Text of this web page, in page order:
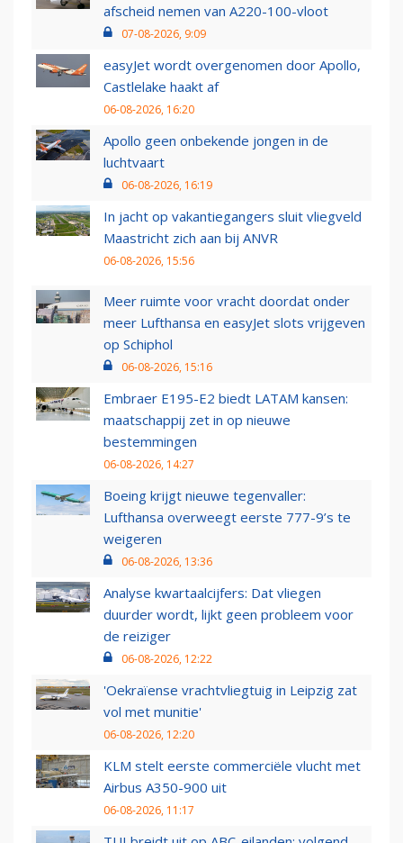
afscheid nemen van A220-100-vloot
07-08-2026, 9:09
easyJet wordt overgenomen door Apollo,
Castlelake haakt af
06-08-2026, 16:20
Apollo geen onbekende jongen in de
luchtvaart
06-08-2026, 16:19
In jacht op vakantiegangers sluit vliegveld
Maastricht zich aan bij ANVR
06-08-2026, 15:56
Meer ruimte voor vracht doordat onder
meer Lufthansa en easyJet slots vrijgeven
op Schiphol
06-08-2026, 15:16
Embraer E195-E2 biedt LATAM kansen:
maatschappij zet in op nieuwe
bestemmingen
06-08-2026, 14:27
Boeing krijgt nieuwe tegenvaller:
Lufthansa overweegt eerste 777-9’s te
weigeren
06-08-2026, 13:36
Analyse kwartaalcijfers: Dat vliegen
duurder wordt, lijkt geen probleem voor
de reiziger
06-08-2026, 12:22
'Oekraïense vrachtvliegtuig in Leipzig zat
vol met munitie'
06-08-2026, 12:20
KLM stelt eerste commerciële vlucht met
Airbus A350-900 uit
06-08-2026, 11:17